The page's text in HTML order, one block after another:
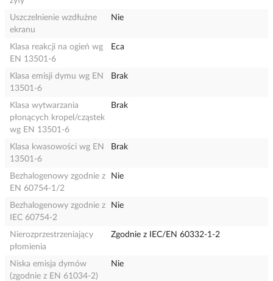
Uszczelnienie wzdłużne
ekranu
Nie
Klasa reakcji na ogień wg
EN 13501-6
Eca
Klasa emisji dymu wg EN
13501-6
Brak
Klasa wytwarzania
płonących kropel/cząstek
wg EN 13501-6
Brak
Klasa kwasowości wg EN
13501-6
Brak
Bezhalogenowy zgodnie z
EN 60754-1/2
Nie
Bezhalogenowy zgodnie z
IEC 60754-2
Nie
Nierozprzestrzeniający
płomienia
Zgodnie z IEC/EN 60332-1-2
Niska emisja dymów
(zgodnie z EN 61034-2)
Nie